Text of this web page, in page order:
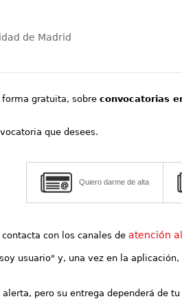
de Madrid
forma gratuita, sobreconvocatorias
que desees.
Quiero darme de alta
con los canales deatención
usuario" y, una vez en la
pero su entrega dependerá de